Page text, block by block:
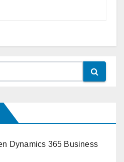
Dynamics 365 Business